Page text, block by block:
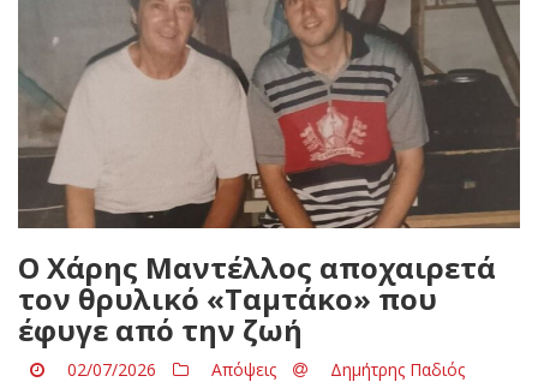
Ο Χάρης Μαντέλλος αποχαιρετά
τον θρυλικό «Ταμτάκο» που
έφυγε από την ζωή
02/07/2026 Απόψεις Δημήτρης Παδιός